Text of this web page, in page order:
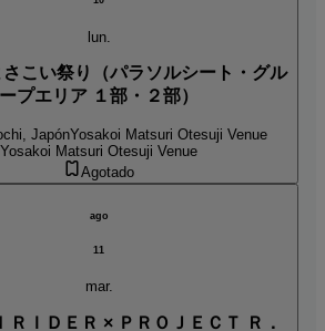
lun.
こい祭り（パラソルシート・グル
ープエリア １部・２部）
JapónYosakoi Matsuri Otesuji Venue
Yosakoi Matsuri Otesuji Venue
Agotado
ago
11
mar.
ＲＩＤＥＲ × ＰＲＯＪＥＣＴ Ｒ．